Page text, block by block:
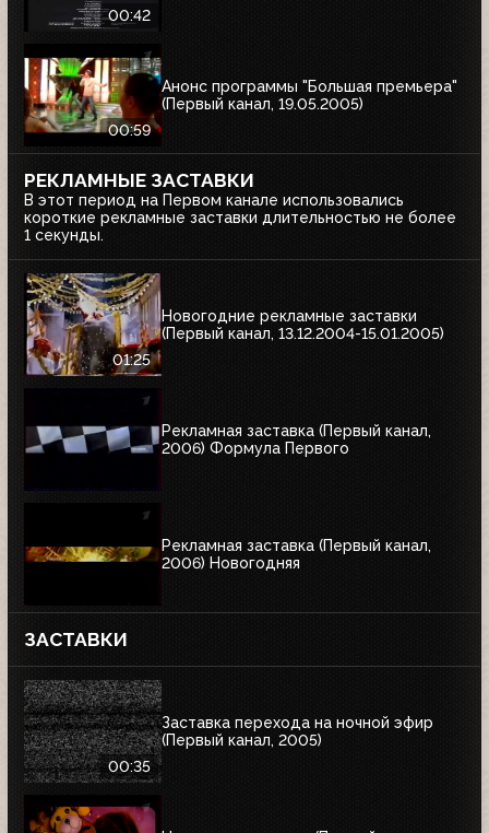
00:42
00:59
Анонс программы "Большая премьера"
(Первый канал, 19.05.2005)
РЕКЛАМНЫЕ ЗАСТАВКИ
В этот период на Первом канале использовались
короткие рекламные заставки длительностью не более
1 секунды.
01:25
Новогодние рекламные заставки
(Первый канал, 13.12.2004-15.01.2005)
Рекламная заставка (Первый канал,
2006) Формула Первого
Рекламная заставка (Первый канал,
2006) Новогодняя
ЗАСТАВКИ
00:35
Заставка перехода на ночной эфир
(Первый канал, 2005)